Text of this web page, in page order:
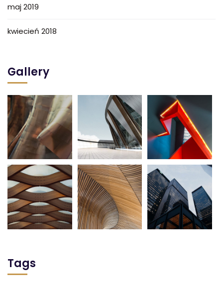
maj 2019
kwiecień 2018
Gallery
Tags